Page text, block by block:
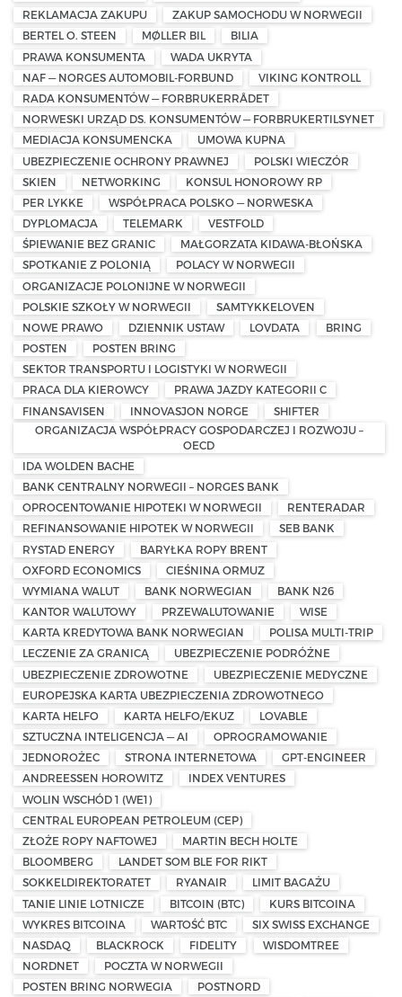
REKLAMACJA ZAKUPU
ZAKUP SAMOCHODU W NORWEGII
BERTEL O. STEEN
MØLLER BIL
BILIA
PRAWA KONSUMENTA
WADA UKRYTA
NAF — NORGES AUTOMOBIL-FORBUND
VIKING KONTROLL
RADA KONSUMENTÓW — FORBRUKERRÅDET
NORWESKI URZĄD DS. KONSUMENTÓW — FORBRUKERTILSYNET
MEDIACJA KONSUMENCKA
UMOWA KUPNA
UBEZPIECZENIE OCHRONY PRAWNEJ
POLSKI WIECZÓR
SKIEN
NETWORKING
KONSUL HONOROWY RP
PER LYKKE
WSPÓŁPRACA POLSKO — NORWESKA
DYPLOMACJA
TELEMARK
VESTFOLD
ŚPIEWANIE BEZ GRANIC
MAŁGORZATA KIDAWA-BŁOŃSKA
SPOTKANIE Z POLONIĄ
POLACY W NORWEGII
ORGANIZACJE POLONIJNE W NORWEGII
POLSKIE SZKOŁY W NORWEGII
SAMTYKKELOVEN
NOWE PRAWO
DZIENNIK USTAW LOVDATA
BRING
POSTEN
POSTEN BRING
SEKTOR TRANSPORTU I LOGISTYKI W NORWEGII
PRACA DLA KIEROWCY
PRAWA JAZDY KATEGORII C
FINANSAVISEN
INNOVASJON NORGE
SHIFTER
ORGANIZACJA WSPÓŁPRACY GOSPODARCZEJ I ROZWOJU –
OECD
IDA WOLDEN BACHE
BANK CENTRALNY NORWEGII – NORGES BANK
OPROCENTOWANIE HIPOTEKI W NORWEGII
RENTERADAR
REFINANSOWANIE HIPOTEK W NORWEGII
SEB BANK
RYSTAD ENERGY
BARYŁKA ROPY BRENT
OXFORD ECONOMICS
CIEŚNINA ORMUZ
WYMIANA WALUT
BANK NORWEGIAN
BANK N26
KANTOR WALUTOWY
PRZEWALUTOWANIE
WISE
KARTA KREDYTOWA BANK NORWEGIAN
POLISA MULTI-TRIP
LECZENIE ZA GRANICĄ
UBEZPIECZENIE PODRÓŻNE
UBEZPIECZENIE ZDROWOTNE
UBEZPIECZENIE MEDYCZNE
EUROPEJSKA KARTA UBEZPIECZENIA ZDROWOTNEGO
KARTA HELFO
KARTA HELFO/EKUZ
LOVABLE
SZTUCZNA INTELIGENCJA — AI
OPROGRAMOWANIE
JEDNOROŻEC
STRONA INTERNETOWA
GPT-ENGINEER
ANDREESSEN HOROWITZ
INDEX VENTURES
WOLIN WSCHÓD 1 (WE1)
CENTRAL EUROPEAN PETROLEUM (CEP)
ZŁOŻE ROPY NAFTOWEJ
MARTIN BECH HOLTE
BLOOMBERG
LANDET SOM BLE FOR RIKT
SOKKELDIREKTORATET
RYANAIR
LIMIT BAGAŻU
TANIE LINIE LOTNICZE
BITCOIN (BTC)
KURS BITCOINA
WYKRES BITCOINA
WARTOŚĆ BTC
SIX SWISS EXCHANGE
NASDAQ
BLACKROCK FIDELITY
WISDOMTREE
NORDNET
POCZTA W NORWEGII
POSTEN BRING NORWEGIA
POSTNORD